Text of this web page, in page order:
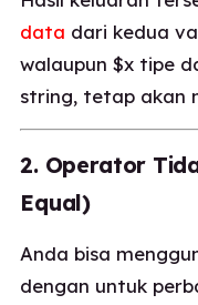
data dari kedua
walaupun $x tipe
string, tetap akan
2. Operator
Equal)
Anda bisa
dengan untuk